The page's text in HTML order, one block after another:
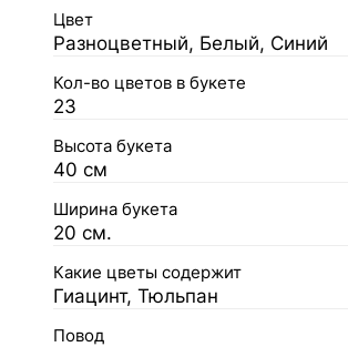
Цвет
Разноцветный, Белый, Синий
Кол-во цветов в букете
23
Высота букета
40 см
Ширина букета
20 см.
Какие цветы содержит
Гиацинт, Тюльпан
Повод